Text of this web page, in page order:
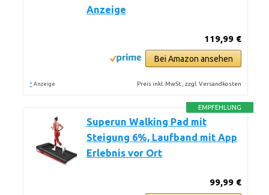
Anzeige
119,99 €
Bei Amazon ansehen
* Anzeige Preis inkl. MwSt., zzgl. Versandkosten
EMPFEHLUNG
Superun Walking Pad mit
Steigung 6%, Laufband mit App
Erlebnis vor Ort
99,99 €